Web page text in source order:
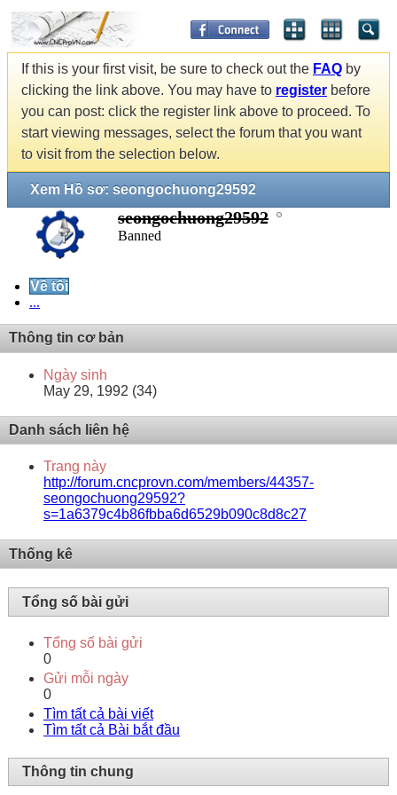
If this is your first visit, be sure to check out the FAQ by
clicking the link above. You may have to register before
you can post: click the register link above to proceed. To
start viewing messages, select the forum that you want
to visit from the selection below.
Xem Hồ sơ: seongochuong29592
seongochuong29592
Banned
Về tôi
...
Thông tin cơ bản
Ngày sinh
May 29, 1992 (34)
Danh sách liên hệ
Trang này
http://forum.cncprovn.com/members/44357-
seongochuong29592?
s=1a6379c4b86fbba6d6529b090c8d8c27
Thống kê
Tổng số bài gửi
Tổng số bài gửi
0
Gửi mỗi ngày
0
Tìm tất cả bài viết
Tìm tất cả Bài bắt đầu
Thông tin chung